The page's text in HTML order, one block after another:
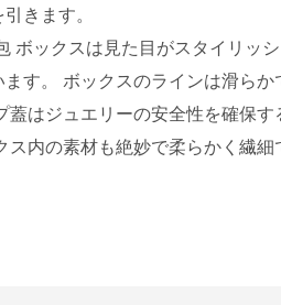
きます。
ボックスは見た目がスタイリッ
す。 ボックスのラインは滑ら
蓋はジュエリーの安全性を確保す
ス内の素材も絶妙で柔らかく繊